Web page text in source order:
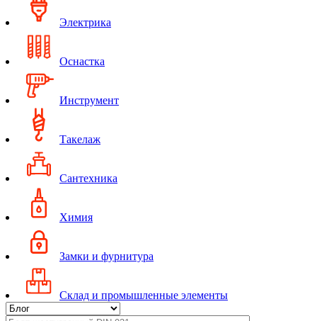
Электрика
Оснастка
Инструмент
Такелаж
Сантехника
Химия
Замки и фурнитура
Склад и промышленные элементы